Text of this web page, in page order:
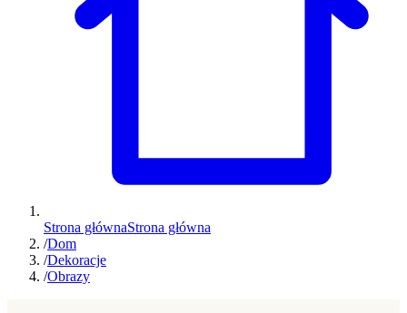
Strona głównaStrona główna
/Dom
/Dekoracje
/Obrazy